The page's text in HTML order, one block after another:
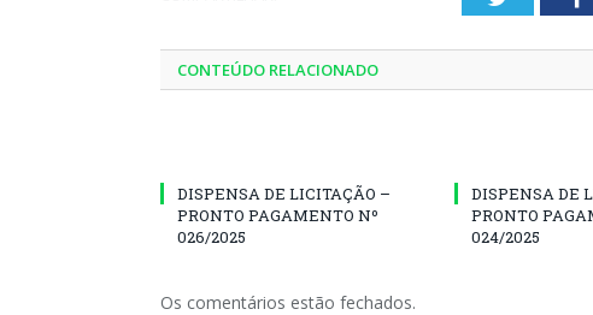
CONTEÚDO RELACIONADO
DISPENSA DE LICITAÇÃO –
PRONTO PAGAMENTO Nº
026/2025
DISPENSA DE
PRONTO
024/2025
Os comentários estão fechados.